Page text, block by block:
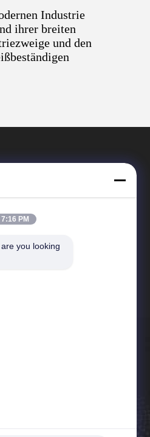
Industrie
ihrer breiten
und den
Links
7:16 PM
you looking